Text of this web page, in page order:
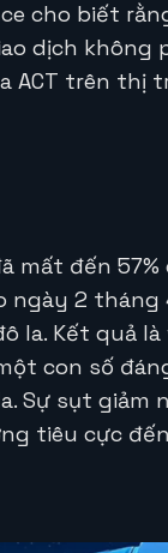
cho biết
dịch không
ACT trên thị
mất đến
ngày 2
la. Kết quả
con số
Sự sụt giảm
tiêu cực